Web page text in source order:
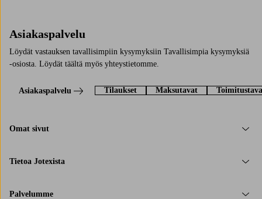
Asiakaspalvelu
Löydät vastauksen tavallisimpiin kysymyksiin Tavallisimpia kysymyksiä
-osiosta. Löydät täältä myös yhteystietomme.
Asiakaspalvelu Tilaukset Maksutavat
Omat sivut
Tietoa Jotexista
Palvelumme